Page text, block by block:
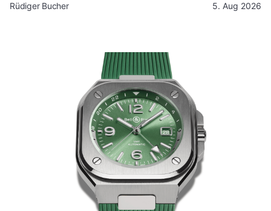
Rüdiger Bucher 5. Aug 2026